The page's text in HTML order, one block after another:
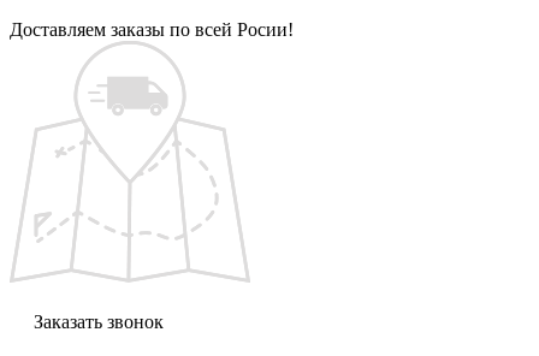
Доставляем заказы по всей Росии!
Заказать звонок